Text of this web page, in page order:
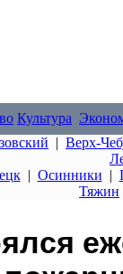
Культура
| Верх-
| Осинники |
Тяжин